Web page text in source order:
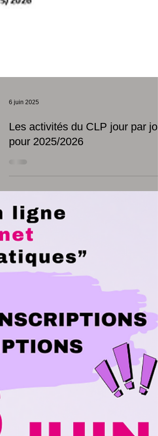
Les activités du CLP jour par